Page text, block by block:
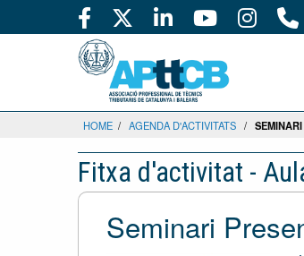
HOME / AGENDA D'ACTIVITATS /
Fitxa d'activitat -
Seminari